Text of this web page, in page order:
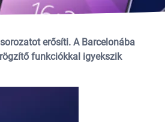
erősíti. A Barcelonába
funkciókkal igyekszik